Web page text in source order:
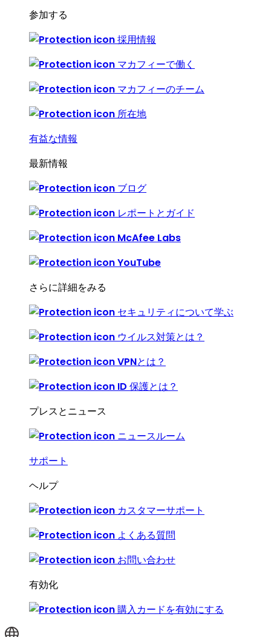
参加する
採用情報
マカフィーで働く
マカフィーのチーム
所在地
有益な情報
最新情報
ブログ
レポートとガイド
McAfee Labs
YouTube
さらに詳細をみる
セキュリティについて学ぶ
ウイルス対策とは？
VPNとは？
ID 保護とは？
プレスとニュース
ニュースルーム
サポート
ヘルプ
カスタマーサポート
よくある質問
お問い合わせ
有効化
購入カードを有効にする